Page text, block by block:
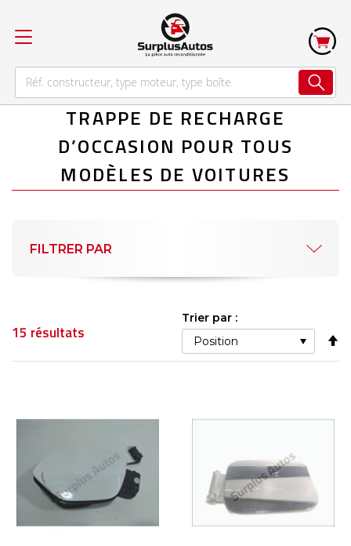
TRAPPE DE RECHARGE
D’OCCASION POUR TOUS
MODÈLES DE VOITURES
15 résultats
Trier par :
FILTRER PAR